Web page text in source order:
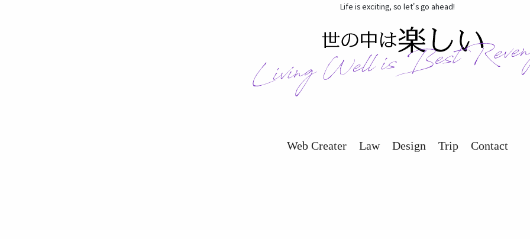
Life is exciting, so let's go ahead!
Web Creater Law Design Trip Contact